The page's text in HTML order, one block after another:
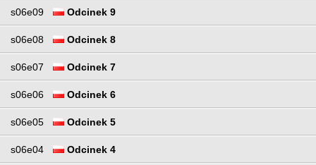
s06e09 Odcinek 9
s06e08 Odcinek 8
s06e07 Odcinek 7
s06e06 Odcinek 6
s06e05 Odcinek 5
s06e04 Odcinek 4